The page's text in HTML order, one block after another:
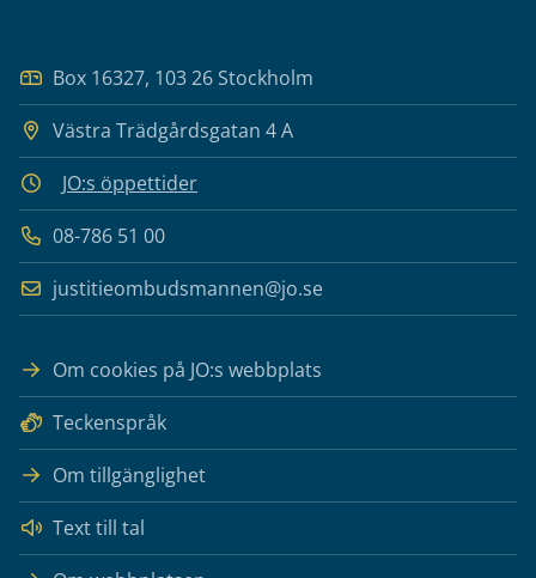
Box 16327, 103 26 Stockholm
Västra Trädgårdsgatan 4 A
JO:s öppettider
08-786 51 00
justitieombudsmannen@jo.se
Om cookies på JO:s webbplats
Teckenspråk
Om tillgänglighet
Text till tal